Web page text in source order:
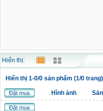
Hiển thị:
Hiển thị 1-0/0 sản phẩm (1/0 trang)
Đặt mua Hình ảnh
Đặt mua